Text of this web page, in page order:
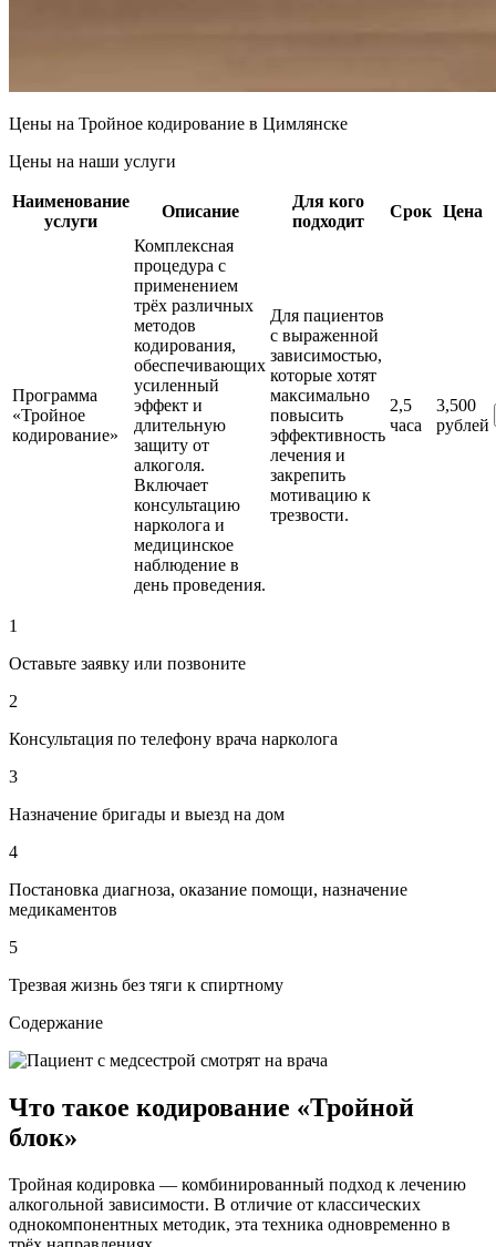
Цены на Тройное кодирование в Цимлянске
Цены на наши услуги
Наименование
услуги
Описание
Для кого
подходит
Срок Цена
Программа
«Тройное
кодирование»
Комплексная
процедура с
применением
трёх различных
методов
кодирования,
обеспечивающих
усиленный
эффект и
длительную
защиту от
алкоголя.
Включает
консультацию
нарколога и
медицинское
наблюдение в
день проведения.
Для пациентов
с выраженной
зависимостью,
которые хотят
максимально
повысить
эффективность
лечения и
закрепить
мотивацию к
трезвости.
2,5
часа
3,500
рублей
1
Оставьте заявку или позвоните
2
Консультация по телефону врача нарколога
3
Назначение бригады и выезд на дом
4
Постановка диагноза, оказание помощи, назначение
медикаментов
5
Трезвая жизнь без тяги к спиртному
Содержание
Что такое кодирование «Тройной
блок»
Тройная кодировка — комбинированный подход к лечению
алкогольной зависимости. В отличие от классических
однокомпонентных методик, эта техника одновременно в